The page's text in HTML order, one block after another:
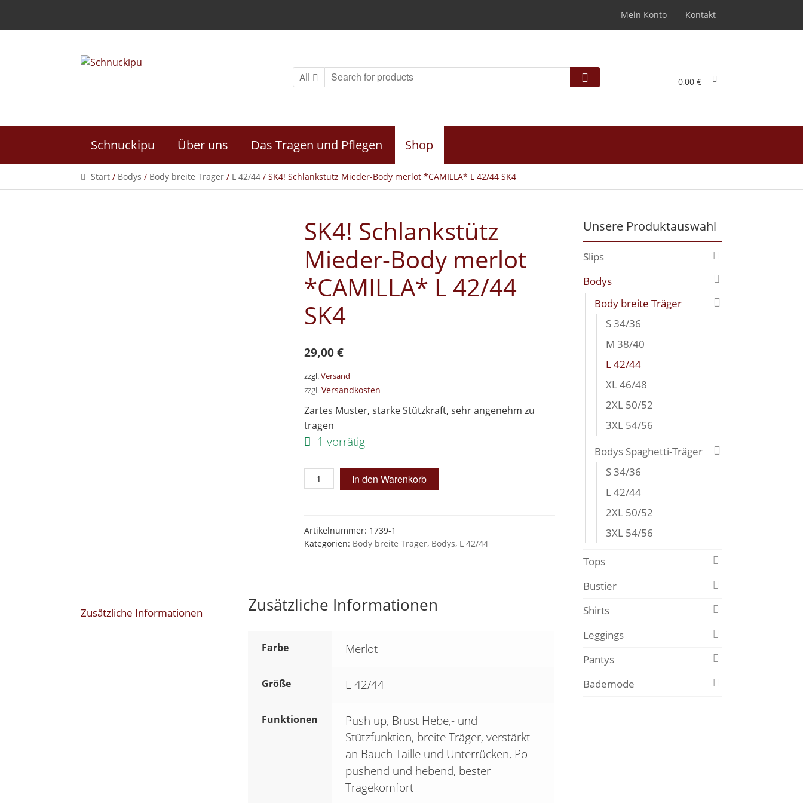
Mein Konto Kontakt
All 0,00 €
Schnuckipu Über uns Das Tragen und Pflegen Shop
Start/ Bodys / Body breite Träger/ L 42/44/ SK4! Schlankstütz Mieder-Body merlot *CAMILLA* L 42/44 SK4
SK4! Schlankstütz
Mieder-Body merlot
*CAMILLA* L 42/44
SK4
29,00€
zzgl.Versand
zzgl. Versandkosten
Zartes Muster, starke Stützkraft, sehr angenehm zu
tragen
1 vorrätig
SK4!
Schlankstütz
Body
merlot
42/44
SK4
In den Warenkorb
Artikelnummer: 1739-1
Kategorien: Body breite Träger, Bodys, L 42/44
Zusätzliche Informationen Zusätzliche Informationen
Farbe Merlot
Größe L 42/44
Funktionen
Push up, Brust Hebe,- und
Stützfunktion, breite Träger, verstärkt
an Bauch Taille und Unterrücken, Po
pushend und hebend, bester
Tragekomfort
Unsere Produktauswahl
Slips
Bodys
Body breite Träger
S 34/36
M 38/40
L 42/44
XL 46/48
2XL 50/52
3XL 54/56
Bodys Spaghetti-Träger
S 34/36
L 42/44
2XL 50/52
3XL 54/56
Tops
Bustier
Shirts
Leggings
Pantys
Bademode